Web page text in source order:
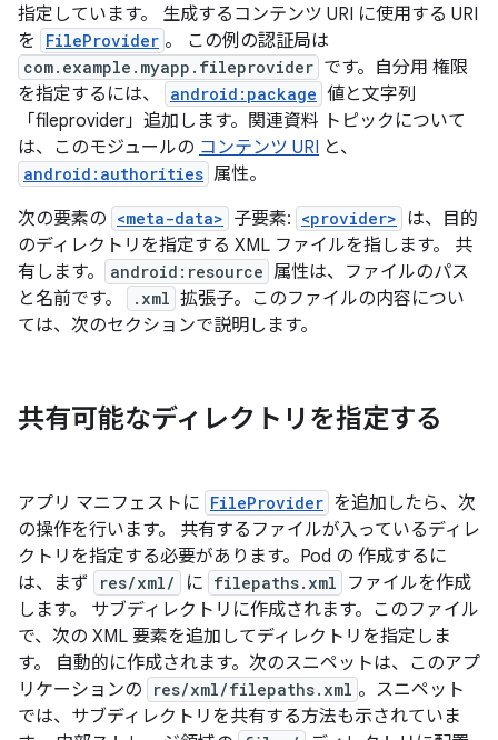
指定しています。 生成するコンテンツ URI に使用する URI
を
FileProvider 。 この例の認証局は
com.example.myapp.fileprovider です。自分用 権限
を指定するには、
android:package 値と文字列
「fileprovider」追加します。関連資料 トピックについて
は、このモジュールの コンテンツ URI と、
android:authorities 属性。
次の要素の <meta-data> 子要素: <provider> は、目的
のディレクトリを指定する XML ファイルを指します。 共
有します。
android:resource 属性は、ファイルのパス
と名前です。
.xml 拡張子。このファイルの内容につい
ては、次のセクションで説明します。
共有可能なディレクトリを指定する
アプリ マニフェストに FileProvider を追加したら、次
の操作を行います。 共有するファイルが入っているディレ
クトリを指定する必要があります。Pod の 作成するに
は、まず
res/xml/ に filepaths.xml
ファイルを作成
します。 サブディレクトリに作成されます。このファイル
で、次の XML 要素を追加してディレクトリを指定しま
す。 自動的に作成されます。次のスニペットは、このアプ
リケーションの
res/xml/filepaths.xml 。スニペット
では、サブディレクトリを共有する方法も示されていま